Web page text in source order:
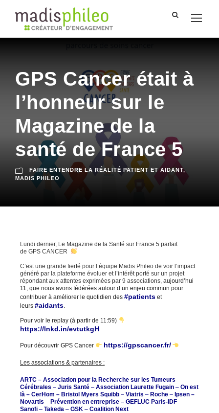
GPS Cancer était à
l’honneur sur le
Magazine de la
santé de France 5
FAIRE ENTENDRE LA RÉALITÉ PATIENT ET AIDANT,
MADIS PHILEO
Lundi dernier, Le Magazine de la Santé sur France 5 parlait
de GPS CANCER
C’est une grande fierté pour l’équipe Madis Phileo de voir l’impact
généré par la plateforme évoluer et l’intérêt porté sur un projet
répondant aux attentes exprimées par 9 associations, aujourd’hui
11, que nous avons fédérées autour d’un enjeu commun pour
contribuer à améliorer le quotidien des #patients et
leurs #aidants
Pour voir le replay (à partir de 11:59)
https://lnkd.in/evtutkgH
Pour découvrir GPS Cancer https://gpscancer.fr/
Les associations & partenaires :
ARTC – Association pour la Recherche sur les Tumeurs
Cérébrales – Juris Santé – Association Laurette Fugain – On est
là – CerHom – Bristol Myers Squibb – Viatris – Roche – Ipsen –
Novartis – Prévention en entreprise – GEFLUC Paris-IDF –
Sanofi – Takeda – GSK – Coalition Next